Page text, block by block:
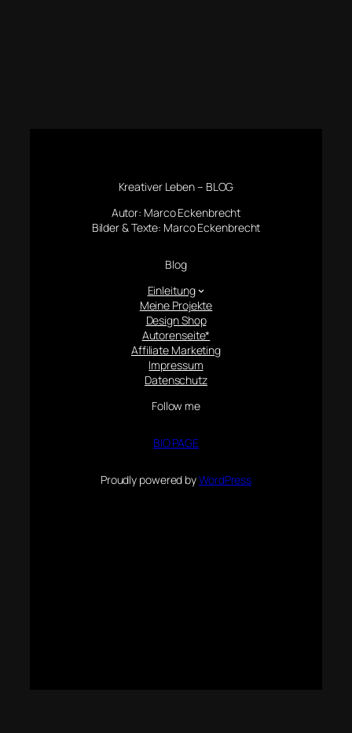
Kreativer Leben – BLOG
Autor: Marco Eckenbrecht
Bilder & Texte: Marco Eckenbrecht
Blog
Einleitung
Meine Projekte
Design Shop
Autorenseite*
Affiliate Marketing
Impressum
Datenschutz
Follow me
BIO PAGE
Proudly powered byWordPress